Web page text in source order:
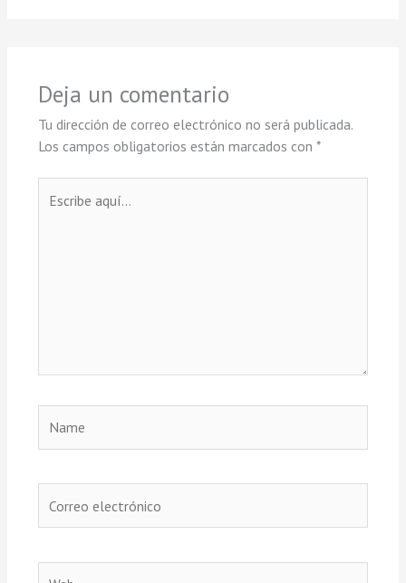
Deja un comentario
Tu dirección de correo electrónico no será publicada.
Los campos obligatorios están marcados con *
aquí...
electrónico